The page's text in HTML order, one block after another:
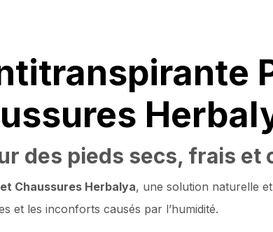
des pieds secs, frais et
Chaussures Herbalya, une solution naturelle
et les inconforts causés par l’humidité.